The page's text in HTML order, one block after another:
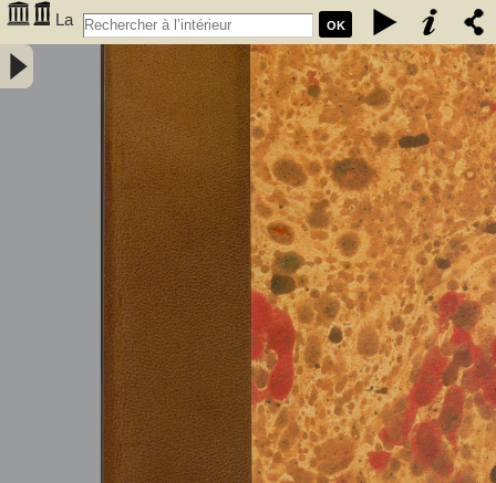
OK
La
caverne de Font-de-Gaume aux Eyzies (Dordogne) - Capitan, Louis
(1854-1929). Auteur